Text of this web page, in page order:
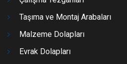
Taşıma ve Montaj Arabaları
Malzeme Dolapları
Evrak Dolapları